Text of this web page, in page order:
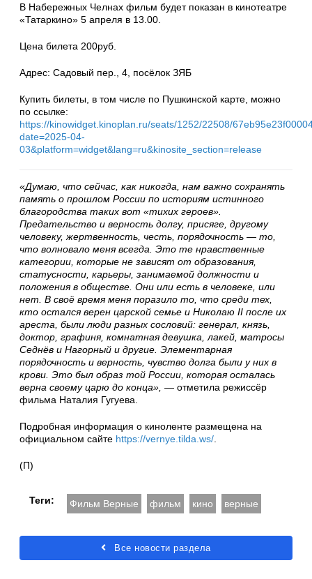
В Набережных Челнах фильм будет показан в кинотеатре
«Татаркино» 5 апреля в 13.00.
Цена билета 200руб.
Адрес: Садовый пер., 4, посёлок ЗЯБ
Купить билеты, в том числе по Пушкинской карте, можно
по ссылке:
https://kinowidget.kinoplan.ru/seats/1252/22508/
date=2025-04-
03&platform=widget&lang=ru&kinosite_section=release
«Думаю, что сейчас, как никогда, нам важно сохранять
память о прошлом России по историям истинного
благородства таких вот «тихих героев».
Предательство и верность долгу, присяге, другому
человеку, жертвенность, честь, порядочность — то,
что волновало меня всегда. Это те нравственные
категории, которые не зависят от образования,
статусности, карьеры, занимаемой должности и
положения в обществе. Они или есть в человеке, или
нет. В своё время меня поразило то, что среди тех,
кто остался верен царской семье и Николаю II после их
ареста, были люди разных сословий: генерал, князь,
доктор, графиня, комнатная девушка, лакей, матросы
Седнёв и Нагорный и другие. Элементарная
порядочность и верность, чувство долга были у них в
крови. Это был образ той России, которая осталась
верна своему царю до конца», — отметила режиссёр
фильма Наталия Гугуева.
Подробная информация о киноленте размещена на
официальном сайте https://vernye.tilda.ws/
(П)
Теги: Фильм Верные фильм кино верные
Все новости раздела